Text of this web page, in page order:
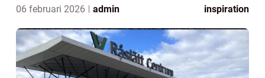
06 februari 2026 admin inspiration